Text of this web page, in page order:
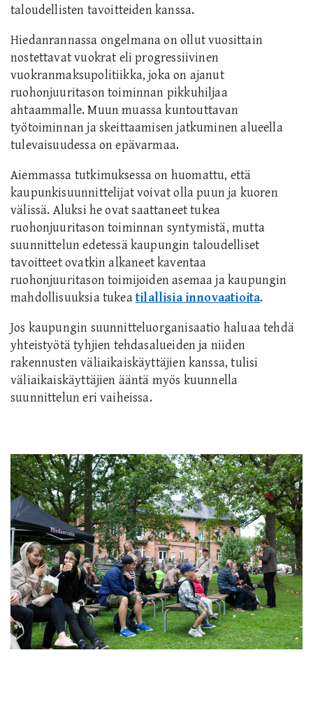
taloudellisten tavoitteiden kanssa.
Hiedanrannassa ongelmana on ollut vuosittain
nostettavat vuokrat eli progressiivinen
vuokranmaksupolitiikka, jokaon ajanut
ruohonjuuritason toiminnan pikkuhiljaa
ahtaammalle. Muun muassa kuntouttavan
työtoiminnan ja skeittaamisen jatkuminen alueella
tulevaisuudessa on epävarmaa.
Aiemmassa tutkimuksessa on huomattu, että
kaupunkisuunnittelijat voivat olla puun ja kuoren
välissä. Aluksi he ovatsaattaneettukea
ruohonjuuritason toiminnan syntymistä, mutta
suunnittelun edetessä kaupungin taloudelliset
tavoitteetovatkin alkaneetkaventaa
ruohonjuuritason toimijoiden asemaa ja kaupungin
mahdollisuuksia tukeatilallisia innovaatioita.
Jos kaupungin suunnitteluorganisaatio haluaa tehdä
yhteistyötä tyhjien tehdasalueiden ja niiden
rakennusten väliaikaiskäyttäjien kanssa, tulisi
väliaikaiskäyttäjien ääntä myös kuunnella
suunnittelun eri vaiheissa.